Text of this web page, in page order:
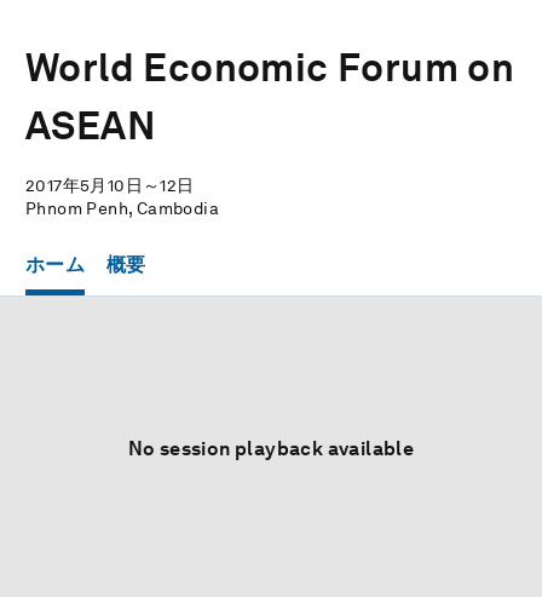
World Economic Forum on
ASEAN
2017年5月10日～12日
Phnom Penh, Cambodia
ホーム 概要
No session playback available